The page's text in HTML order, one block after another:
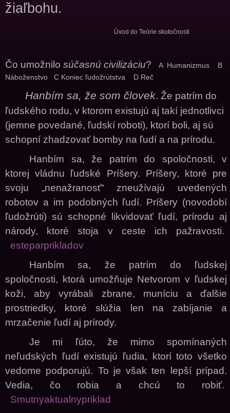
žiaľbohu.
Úvod do Teórie skutočnosti
Čo umožnilo súčasnú civilizáciu?
A Humanizmus B
Náboženstvo C Koniec ľudožrútstva D Reč
Hanbím sa, že som človek. Že patrím do
ľudského rodu, v ktorom existujú aj takí jednotlivci
(jemne povedané, ľudskí roboti), ktorí boli, aj sú
schopní zhadzovať bomby na ľudí a na prírodu.
Hanbím sa, že patrím do spoločnosti, v
ktorej vládnu ľudské Príšery. Príšery, ktoré pre
svoju „nenažranosť“ zneužívajú uvedených
robotov a im podobných ľudí. Príšery (novodobí
ľudožrúti) sú schopné likvidovať ľudí, prírodu aj
národy, ktoré stoja v ceste ich pažravosti.
esteparprikladov
Hanbím sa, že patrím do ľudskej
spoločnosti, ktorá umožňuje Netvorom v ľudskej
koži, aby vyrábali zbrane, muníciu a ďalšie
prostriedky, ktoré slúžia len na zabíjanie a
mrzačenie ľudí aj prírody.
Je mi ľúto, že mimo spomínaných
neľudských ľudí existujú ľudia, ktorí toto všetko
vedome podporujú. To je však ten lepší prípad.
Vedia, čo robia a chcú to robiť.
Smutnyaktualnypriklad